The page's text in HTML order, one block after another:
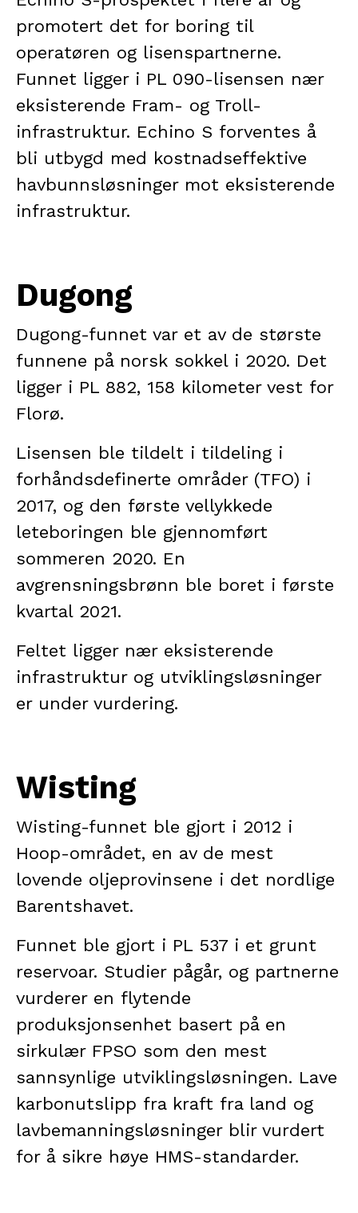
promotert det for boring til
operatøren og lisenspartnerne.
Funnet ligger i PL 090-lisensen nær
eksisterende Fram- og Troll-
infrastruktur. Echino S forventes å
bli utbygd med kostnadseffektive
havbunnsløsninger mot eksisterende
infrastruktur.
Dugong
Dugong-funnet var et av de største
funnene på norsk sokkel i 2020. Det
ligger i PL 882, 158 kilometer vest for
Florø.
Lisensen ble tildelt i tildeling i
forhåndsdefinerte områder (TFO) i
2017, og den første vellykkede
leteboringen ble gjennomført
sommeren 2020. En
avgrensningsbrønn ble boret i første
kvartal 2021.
Feltet ligger nær eksisterende
infrastruktur og utviklingsløsninger
er under vurdering.
Wisting
Wisting-funnet ble gjort i 2012 i
Hoop-området, en av de mest
lovende oljeprovinsene i det nordlige
Barentshavet.
Funnet ble gjort i PL 537 i et grunt
reservoar. Studier pågår, og partnerne
vurderer en flytende
produksjonsenhet basert på en
sirkulær FPSO som den mest
sannsynlige utviklingsløsningen. Lave
karbonutslipp fra kraft fra land og
lavbemanningsløsninger blir vurdert
for å sikre høye HMS-standarder.